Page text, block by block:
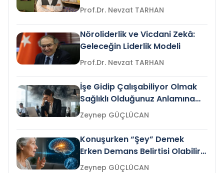
Prof.Dr. Nevzat TARHAN
Nöroliderlik ve Vicdani Zekâ:
Geleceğin Liderlik Modeli
Prof.Dr. Nevzat TARHAN
İşe Gidip Çalışabiliyor Olmak
Sağlıklı Olduğunuz Anlamına
Gelir mi?Zeynep GÜÇLÜCAN
Konuşurken “Şey” Demek
Erken Demans Belirtisi Olabilir
mi?
Zeynep GÜÇLÜCAN